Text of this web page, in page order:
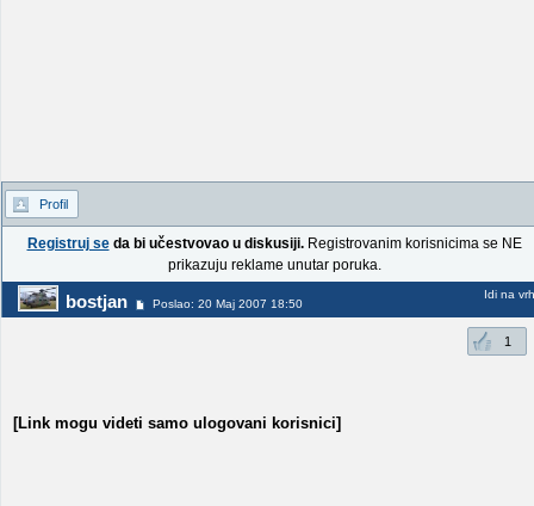
Profil
Registruj seda bi učestvovao u diskusiji.Registrovanim korisnicima se NE
prikazuju reklame unutar poruka.
bostjan Poslao: 20 Maj 2007 18:50
Idi na vrh
1
[Link mogu videti samo ulogovani korisnici]